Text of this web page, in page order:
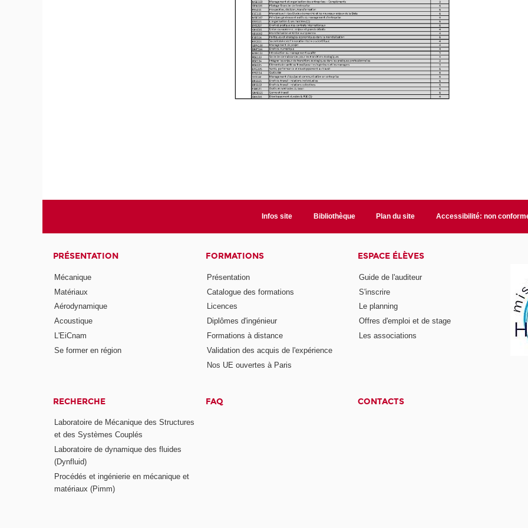
Infos site Bibliothèque Plan du site Accessibilité: non
PRÉSENTATION
Mécanique
Matériaux
Aérodynamique
Acoustique
L'EiCnam
Se former en région
FORMATIONS
Présentation
Catalogue des formations
Licences
Diplômes d'ingénieur
Formations à distance
Validation des acquis de l'expérience
Nos UE ouvertes à Paris
ESPACE ÉLÈVES
Guide de l'auditeur
S'inscrire
Le planning
Offres d'emploi et de stage
Les associations
RECHERCHE
Laboratoire de Mécanique des Structures
et des Systèmes Couplés
Laboratoire de dynamique des fluides
(Dynfluid)
Procédés et ingénierie en mécanique et
matériaux (Pimm)
FAQ CONTACTS